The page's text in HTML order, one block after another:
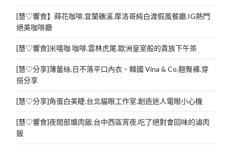
[慧♡響食】蒔花咖啡.宜蘭礁溪.摩洛哥純白渡假風餐廳.IG熱門
絕美咖啡廳
[慧♡響食]米嘻咖 咖啡.雲林虎尾.歐洲皇室般的貴族下午茶
[慧♡分享]薄蕾絲.日不落平口內衣、韓國 Vina & Co.翹臀褲.穿
搭分享
[慧♡分享]角蛋白美睫.台北貓眼工作室.創造迷人電眼小心機
[慧♡響食]夜間部爌肉飯.台中西區宵夜.吃了絕對會回味的滷肉
飯